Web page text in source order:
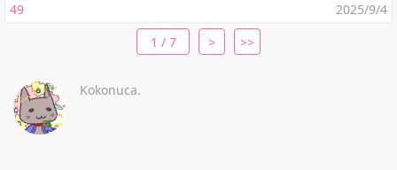
49
2025/9/4
1 / 7
> >>
Kokonuca.